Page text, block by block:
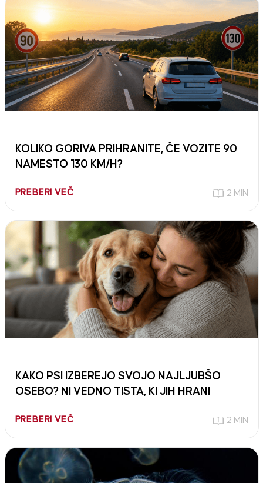
KOLIKO GORIVA PRIHRANITE, ČE VOZITE 90
NAMESTO 130 KM/H?
PREBERI VEČ 2 MIN
KAKO PSI IZBEREJO SVOJO NAJLJUBŠO
OSEBO? NI VEDNO TISTA, KI JIH HRANI
PREBERI VEČ 2 MIN